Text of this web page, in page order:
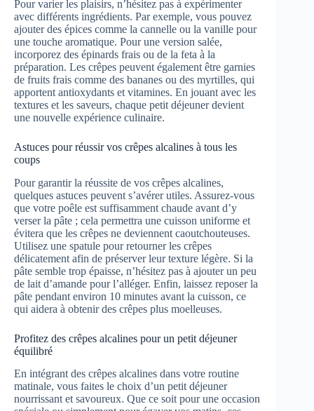
Pour varier les plaisirs, n’hésitez pas à expérimenter
avec différents ingrédients. Par exemple, vous pouvez
ajouter des épices comme la cannelle ou la vanille pour
une touche aromatique. Pour une version salée,
incorporez des épinards frais ou de la feta à la
préparation. Les crêpes peuvent également être garnies
de fruits frais comme des bananes ou des myrtilles, qui
apportent antioxydants et vitamines. En jouant avec les
textures et les saveurs, chaque petit déjeuner devient
une nouvelle expérience culinaire.
Astuces pour réussir vos crêpes alcalines à tous les
coups
Pour garantir la réussite de vos crêpes alcalines,
quelques astuces peuvent s’avérer utiles. Assurez-vous
que votre poêle est suffisamment chaude avant d’y
verser la pâte ; cela permettra une cuisson uniforme et
évitera que les crêpes ne deviennent caoutchouteuses.
Utilisez une spatule pour retourner les crêpes
délicatement afin de préserver leur texture légère. Si la
pâte semble trop épaisse, n’hésitez pas à ajouter un peu
de lait d’amande pour l’alléger. Enfin, laissez reposer la
pâte pendant environ 10 minutes avant la cuisson, ce
qui aidera à obtenir des crêpes plus moelleuses.
Profitez des crêpes alcalines pour un petit déjeuner
équilibré
En intégrant des crêpes alcalines dans votre routine
matinale, vous faites le choix d’un petit déjeuner
nourrissant et savoureux. Que ce soit pour une occasion